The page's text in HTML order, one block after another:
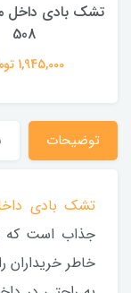
تشک بادی داخل
508
1,945,000 تومان
توضیحات
تشک بادی
جذاب است که
خاطر